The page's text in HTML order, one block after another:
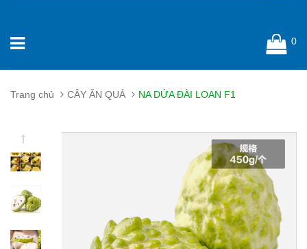
0
Trang chủ CÂY ĂN QUẢ NA DỨA ĐÀI LOAN F1